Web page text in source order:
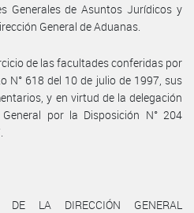
Generales de Asuntos Jurídicos y
General de Aduanas.
de las facultades conferidas por
N° 618 del 10 de julio de 1997, sus
y en virtud de la delegación
por la Disposición N° 204
DE LA DIRECCIÓN GENERAL